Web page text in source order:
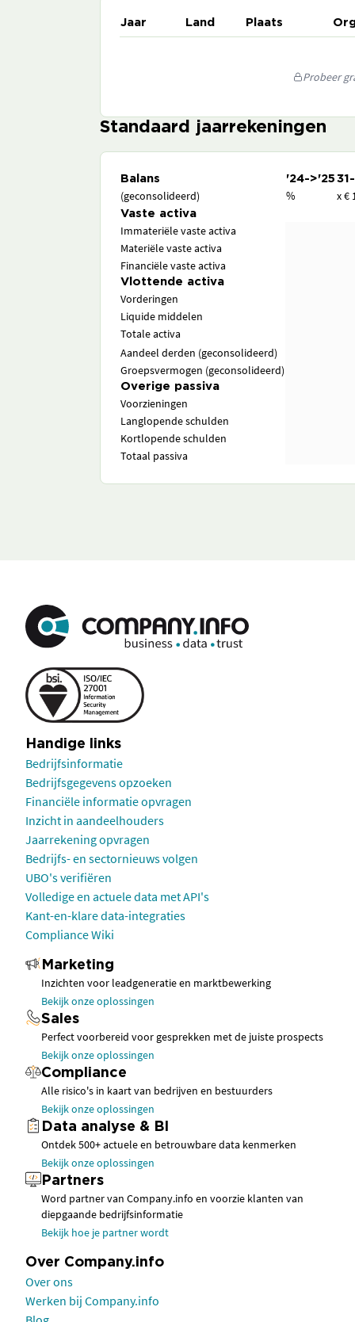
Jaar Land Plaats
Probeer
Standaard jaarrekeningen
Balans '24->'25
(geconsolideerd) % x €
Vaste activa
Immateriële vaste activa
Materiële vaste activa
Financiële vaste activa
Vlottende activa
Vorderingen
Liquide middelen
Totale activa
Aandeel derden (geconsolideerd)
Groepsvermogen (geconsolideerd)
Overige passiva
Voorzieningen
Langlopende schulden
Kortlopende schulden
Totaal passiva
Handige links
Bedrijfsinformatie
Bedrijfsgegevens opzoeken
Financiële informatie opvragen
Inzicht in aandeelhouders
Jaarrekening opvragen
Bedrijfs- en sectornieuws volgen
UBO's verifiëren
Volledige en actuele data met API's
Kant-en-klare data-integraties
Compliance Wiki
Marketing
Inzichten voor leadgeneratie en marktbewerking
Bekijk onze oplossingen
Sales
Perfect voorbereid voor gesprekken met de juiste prospects
Bekijk onze oplossingen
Compliance
Alle risico's in kaart van bedrijven en bestuurders
Bekijk onze oplossingen
Data analyse & BI
Ontdek 500+ actuele en betrouwbare data kenmerken
Bekijk onze oplossingen
Partners
Word partner van Company.info en voorzie klanten van
diepgaande bedrijfsinformatie
Bekijk hoe je partner wordt
Over Company.info
Over ons
Werken bij Company.info